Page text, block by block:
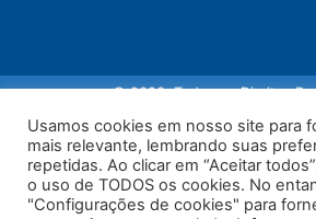
© 2026. Todos os Direitos
Usamos cookies em nosso site para
mais relevante, lembrando suas
repetidas. Ao clicar em “Aceitar
o uso de TODOS os cookies. No
"Configurações de cookies" para